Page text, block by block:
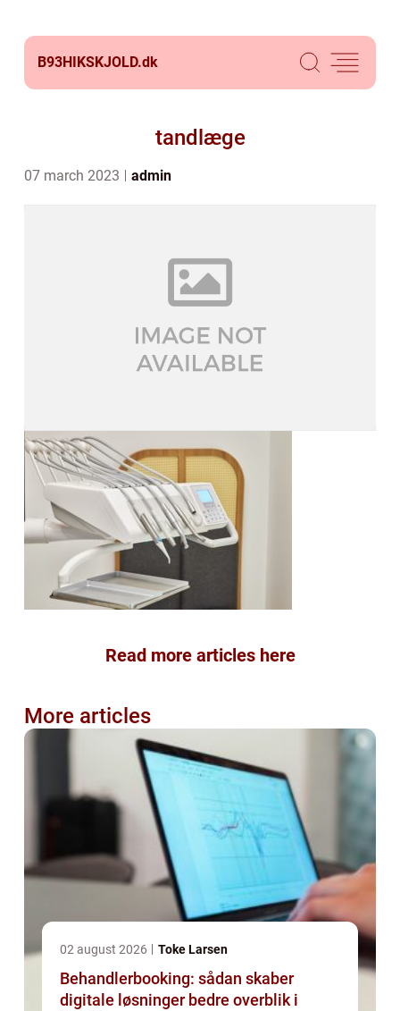
B93HIKSKJOLD.dk
tandlæge
07 march 2023 admin
Read more articles here
More articles
02 august 2026 Toke Larsen
Behandlerbooking: sådan skaber
digitale løsninger bedre overblik i